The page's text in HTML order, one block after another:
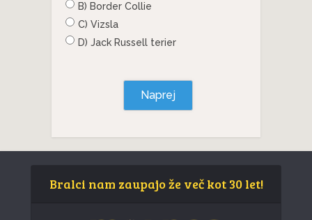
B) Border Collie
C) Vizsla
D) Jack Russell terier
Naprej
Bralci nam zaupajo že več kot 30 let!